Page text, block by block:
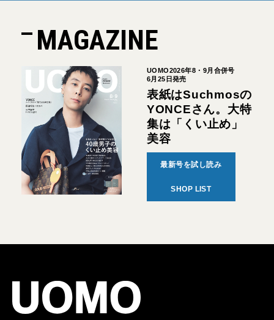
MAGAZINE
UOMO2026年8・9月合併号
6月25日発売
表紙はSuchmosの
YONCEさん。大特
集は「くい止め」
美容
最新号を試し読み
SHOP LIST